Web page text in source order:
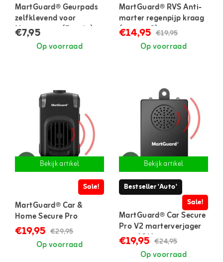
MartGuard® Geurpads
zelfklevend voor
Marterspray (5 stuks)
€7,95
Op voorraad
MartGuard® RVS Anti-
marter regenpijp kraag
(set van 2)
€14,95 €19,95
Op voorraad
Bekijk artikel
Sale!
MartGuard® Car &
Home Secure Pro
marterverjager voor in
auto en huis
€19,95 €29,95
Op voorraad
Bekijk artikel
Bestseller 'Auto'
Sale!
MartGuard® Car Secure
Pro V2 marterverjager
auto 12 V
€19,95 €24,95
Op voorraad